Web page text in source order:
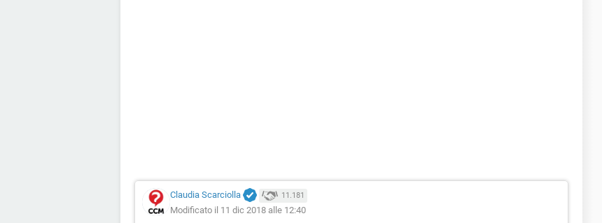
Claudia Scarciolla 11.181
Modificato il 11 dic 2018 alle 12:40